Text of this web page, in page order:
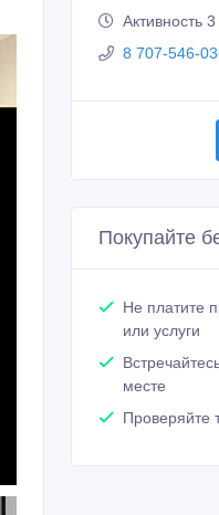
Активность
8 707-546-
Покупайте
Не платите
или услуги
месте
Проверяйте